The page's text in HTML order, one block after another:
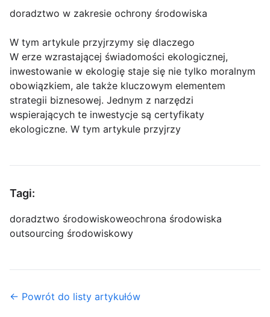
doradztwo w zakresie ochrony środowiska
W tym artykule przyjrzymy się dlaczego
W erze wzrastającej świadomości ekologicznej,
inwestowanie w ekologię staje się nie tylko moralnym
obowiązkiem, ale także kluczowym elementem
strategii biznesowej. Jednym z narzędzi
wspierających te inwestycje są certyfikaty
ekologiczne. W tym artykule przyjrzy
Tagi:
doradztwo środowiskoweochrona środowiska
outsourcing środowiskowy
← Powrót do listy artykułów